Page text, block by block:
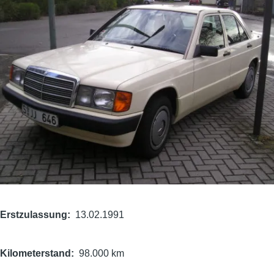
Erstzulassung 13.02.1991
Kilometerstand 98.000 km